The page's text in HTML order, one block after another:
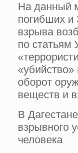
На данный
погибших и
взрыва
по статьям
оборот
веществ и
В
взрывного
человека